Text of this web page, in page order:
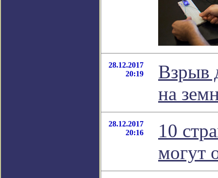
28.12.2017
20:19
Взрыв
на
28.12.2017
20:16
10
могут